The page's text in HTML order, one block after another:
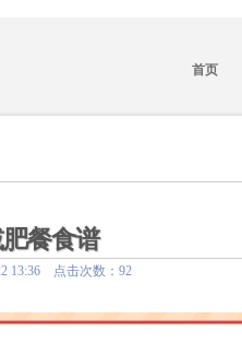
首页
餐食谱
13:36 点击次数：92